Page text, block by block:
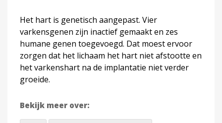
Het hart is genetisch aangepast. Vier
varkensgenen zijn inactief gemaakt en zes
humane genen toegevoegd. Dat moest ervoor
zorgen dat het lichaam het hart niet afstootte en
het varkenshart na de implantatie niet verder
groeide.
Bekijk meer over: